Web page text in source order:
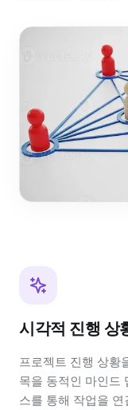
시각적 진행 상
프로젝트 진행 상황
목을 동적인 마인드
스를 통해 작업을